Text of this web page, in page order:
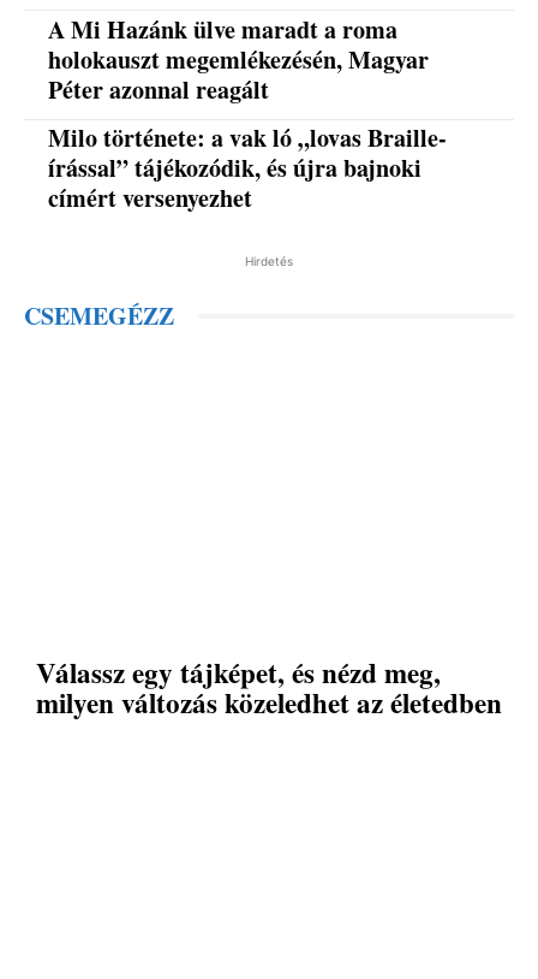
A Mi Hazánk ülve maradt a roma
holokauszt megemlékezésén, Magyar
Péter azonnal reagált
Milo története: a vak ló „lovas Braille-
írással” tájékozódik, és újra bajnoki
címért versenyezhet
Hirdetés
CSEMEGÉZZ
Válassz egy tájképet, és nézd meg,
milyen változás közeledhet az életedben